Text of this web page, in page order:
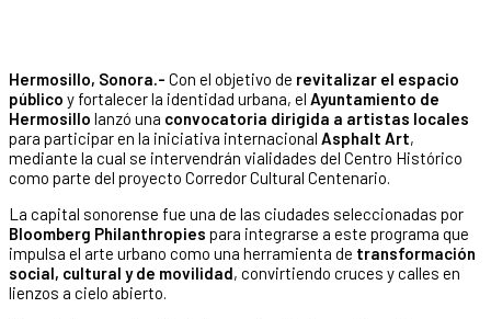
Hermosillo, Sonora.- Con el objetivo de revitalizar el espacio
público y fortalecer la identidad urbana, el Ayuntamiento de
Hermosillo lanzó una convocatoria dirigida a artistas locales
para participar en la iniciativa internacional Asphalt Art,
mediante la cual se intervendrán vialidades del Centro Histórico
como parte del proyecto Corredor Cultural Centenario.
La capital sonorense fue una de las ciudades seleccionadas por
Bloomberg Philanthropies para integrarse a este programa que
impulsa el arte urbano como una herramienta de transformación
social, cultural y de movilidad, convirtiendo cruces y calles en
lienzos a cielo abierto.